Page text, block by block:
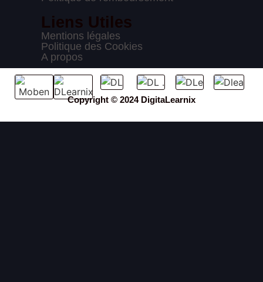
Liens Utiles
Mentions légales
Politique des Cookies
A propos
Copyright © 2024 DigitaLearnix